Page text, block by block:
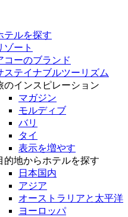
テルを探す
ゾート
コーのブランド
ステイナブルツーリズム
のインスピレーション
マガジン
モルディブ
バリ
タイ
表示を増やす
的地からホテルを探す
日本国内
アジア
オーストラリアと太平洋
ヨーロッパ